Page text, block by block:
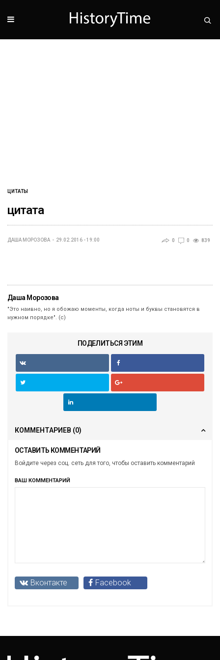
ЦИТАТЫ
цитата
ДАША МОРОЗОВА 29.02.2016 - 19:00 0 0 839
Даша Морозова
"Это наивно, но я обожаю моменты, когда ноты и буквы становятся в
нужном порядке". (с)
ПОДЕЛИТЬСЯ ЭТИМ
КОММЕНТАРИЕВ (0)
ОСТАВИТЬ КОММЕНТАРИЙ
Войдите через соц. сеть для того, чтобы оставить комментарий
ВАШ КОММЕНТАРИЙ
Вконтакте Facebook